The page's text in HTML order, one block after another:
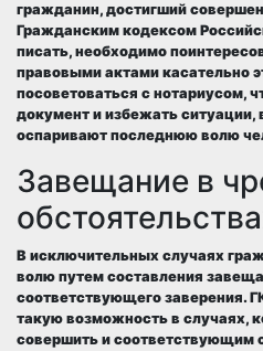
гражданин, достигший
Гражданским кодексом
писать, необходимо
правовыми актами касательно
посоветоваться с нотариусом,
документ и избежать ситуации,
оспаривают последнюю волю
Завещание в
В исключительных случаях
волю путем составления
соответствующего заверения.
такую возможность в случаях,
совершить и соответствующим